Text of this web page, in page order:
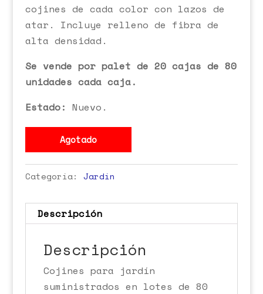
cojines de cada color con lazos de
atar. Incluye relleno de fibra de
alta densidad.
Se vende por palet de 20 cajas de 80
unidades cada caja.
Estado: Nuevo.
Agotado
Categoría: Jardín
Descripción
Descripción
Cojines para jardín
suministrados en lotes de 80